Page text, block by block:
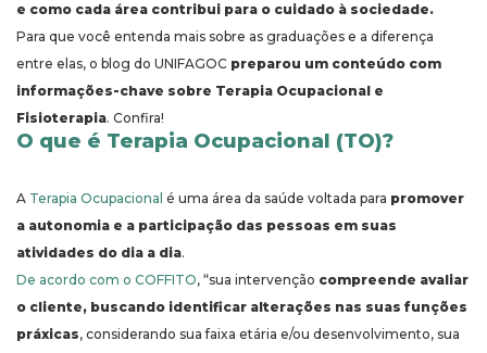
e como cada área contribui para o cuidado à sociedade.
Para que você entenda mais sobre as graduações e a diferença
entre elas, o blog do UNIFAGOC preparou um conteúdo com
informações-chave sobre Terapia Ocupacional e
Fisioterapia. Confira!
O que é Terapia Ocupacional (TO)?
A Terapia Ocupacional é uma área da saúde voltada para promover
a autonomia e a participação das pessoas em suas
atividades do dia a dia.
De acordo com o COFFITO, “sua intervenção compreende avaliar
o cliente, buscando identificar alterações nas suas funções
práxicas, considerando sua faixa etária e/ou desenvolvimento, sua